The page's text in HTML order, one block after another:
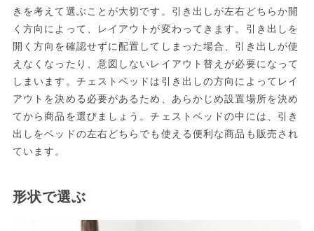
きを考えて選ぶことが大切です。引き出しが左右どちらか開
く方向によって、レイアウトが変わってきます。引き出しを
開く方向を確認せずに配置してしまった場合、引き出しが使
えなくなったり、意図しないレイアウト替えが必要になって
しまいます。チェストベッドは引き出しの方向によってレイ
アウトを決める必要があるため、あらかじめ設置場所を決め
てから商品を選びましょう。チェストベッドの中には、引き
出しをベッドの左右どちらでも使える便利な商品も販売され
ています。
形状で選ぶ